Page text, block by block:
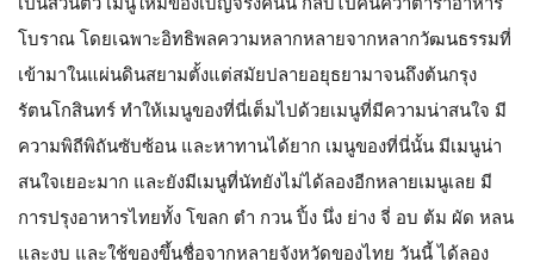
โบราณ โดยเฉพาะอิทธิพลความหลากหลายจากหลากวัฒนธรรมที่
เข้ามาในแผ่นดินสยามตั้งแต่สมัยปลายอยุธยามาจนถึงต้นกรุง
รัตนโกสินทร์ ทำให้เมนูของที่นี่เต็มไปด้วยเมนูที่มีความน่าสนใจ มี
ความพิถีพิถันซับซ้อน และหาทานได้ยาก เมนูของที่นี่นั้น มีเมนูน่า
สนใจเยอะมาก และยังมีเมนูที่นัทยังไม่ได้ลองอีกหลายเมนูเลย มี
การปรุงอาหารไทยทั้ง โขลก ตำ กวน ปิ้ง นึ่ง ย่าง จี่ อบ ต้ม ผัด หลน
และงบ และใช้ของขึ้นชื่อจากหลายจังหวัดของไทย วันนี้ ได้ลอง